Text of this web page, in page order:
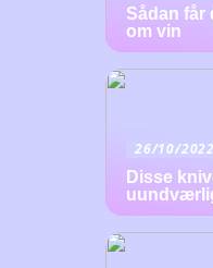
Sådan får
om vin
26/10/2022
Disse